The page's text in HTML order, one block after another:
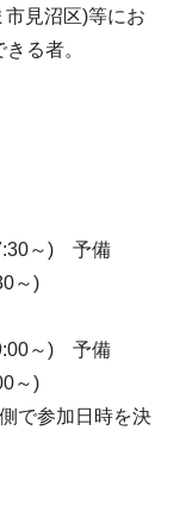
見沼区)等にお
る者。
～) 予備
～)
～) 予備
～)
で参加日時を決